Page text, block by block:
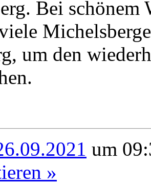
Bei schönem
um den
um
»